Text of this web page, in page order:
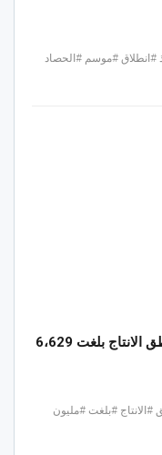
#انطلاق #موسم #الحصاد
الكميات المجمعة من الحبوب بكل مناطق الانتاج بلغت 6،629
#بلغت #مليون